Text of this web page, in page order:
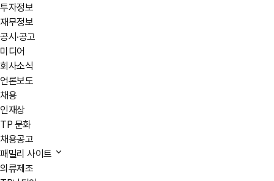
투자정보
재무정보
공시·공고
미디어
회사소식
언론보도
채용
인재상
TP 문화
채용공고
패밀리 사이트
의류제조